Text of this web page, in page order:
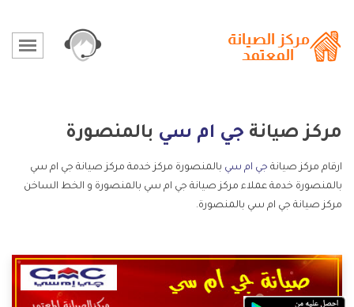
مركز صيانة جي ام سي بالمنصورة
ارقام مركز صيانة جي ام سي بالمنصورة مركز خدمة مركز صيانة جي ام سي
بالمنصورة خدمة عملاء مركز صيانة جي ام سي بالمنصورة و الخط الساخن
مركز صيانة جي ام سي بالمنصورة.